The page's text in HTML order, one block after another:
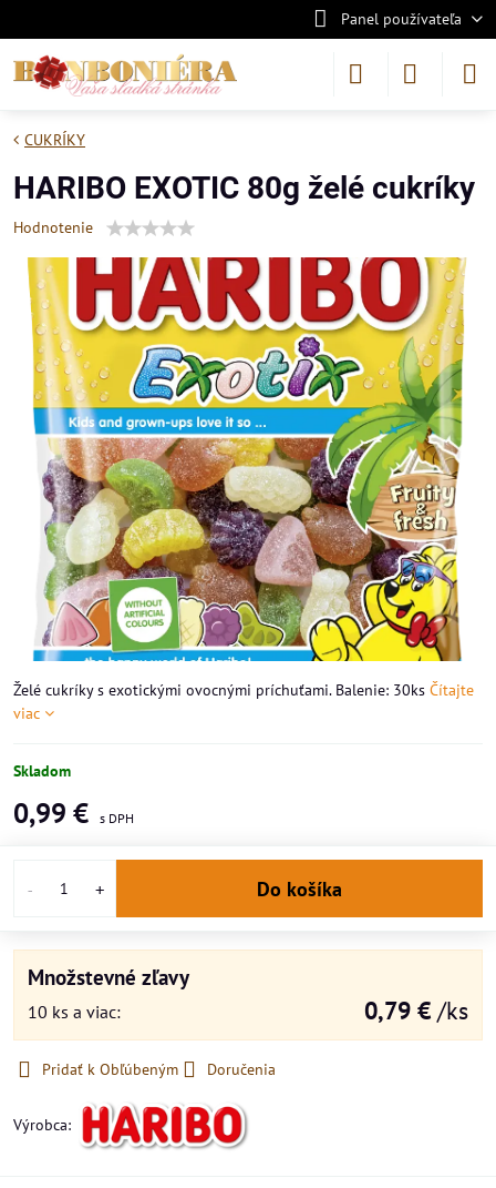
Panel používateľa
CUKRÍKY
HARIBO EXOTIC 80g želé cukríky
Hodnotenie
Želé cukríky s exotickými ovocnými príchuťami. Balenie: 30ks Čítajte
viac
Skladom
0,99 €
Do košíka
Množstevné zľavy
10 ks a viac: 0,79 € /ks
Pridať k Obľúbeným Doručenia
Výrobca: